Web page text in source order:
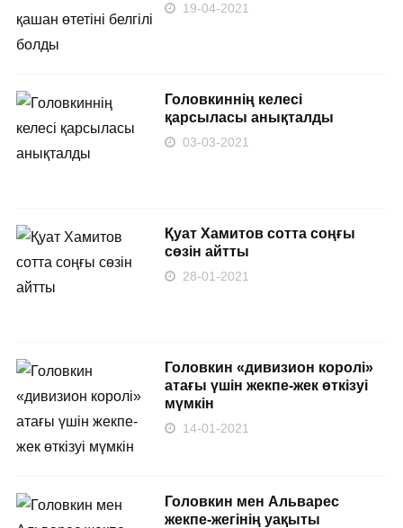
19-04-2021
Головкиннің келесі
қарсыласы анықталды
03-03-2021
Қуат Хамитов сотта соңғы
сөзін айтты
28-01-2021
Головкин «дивизион королі»
атағы үшін жекпе-жек өткізуі
мүмкін
14-01-2021
Головкин мен Альварес
жекпе-жегінің уақыты